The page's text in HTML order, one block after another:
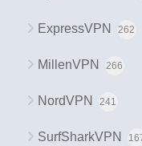
ExpressVPN 262
MillenVPN 266
NordVPN 241
SurfSharkVPN